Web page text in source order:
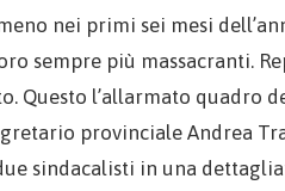
nei primi sei mesi
sempre più massacranti.
Questo l’allarmato quadro
provinciale Andrea
sindacalisti in una